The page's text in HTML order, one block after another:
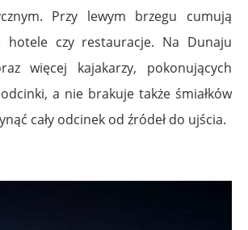
Przy lewym brzegu cumują
hotele czy restauracje. Na Dunaju
więcej kajakarzy, pokonujących
a nie brakuje także śmiałków
cały odcinek od źródeł do ujścia.